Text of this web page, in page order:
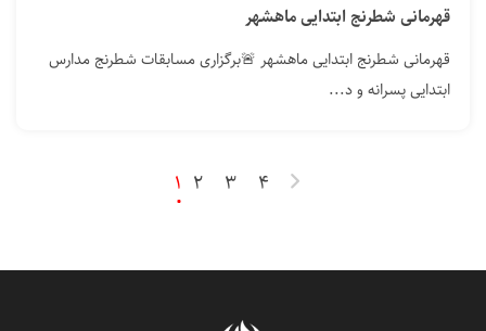
قهرمانی شطرنج ابتدایی ماهشهر
قهرمانی شطرنج ابتدایی ماهشهر 🚨برگزاری مسابقات شطرنج مدارس
ابتدایی پسرانه و د...
1 2 3 4